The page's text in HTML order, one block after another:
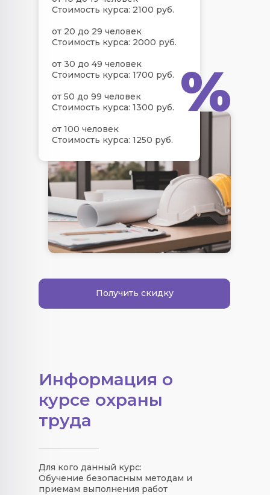
Стоимость курса: 2100 руб.
от 20 до 29 человек
Стоимость курса: 2000 руб.
от 30 до 49 человек
Стоимость курса: 1700 руб.
от 50 до 99 человек
Стоимость курса: 1300 руб.
от 100 человек
Стоимость курса: 1250 руб.
Получить скидку
%
Информация о
курсе охраны
труда
Для кого данный курс:
Обучение безопасным методам и
приемам выполнения работ